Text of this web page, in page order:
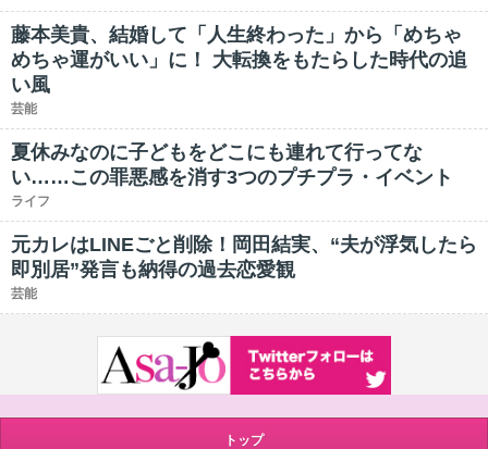
藤本美貴、結婚して「人生終わった」から「めちゃ
めちゃ運がいい」に！ 大転換をもたらした時代の追
い風
芸能
夏休みなのに子どもをどこにも連れて行ってな
い……この罪悪感を消す3つのプチプラ・イベント
ライフ
元カレはLINEごと削除！岡田結実、“夫が浮気したら
即別居”発言も納得の過去恋愛観
芸能
トップ